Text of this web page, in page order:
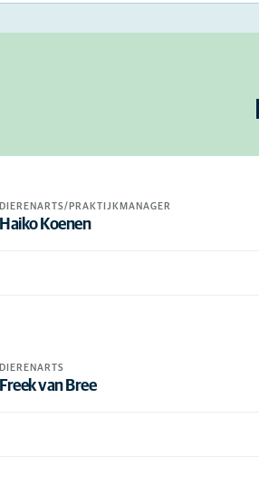
DIERENARTS/PRAKTIJKMANAGER
Haiko Koenen
DIERENARTS
Freek van Bree